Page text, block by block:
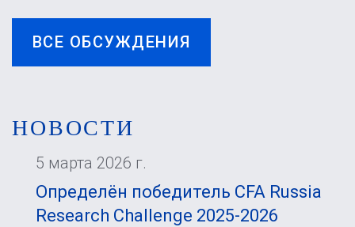
ВСЕ ОБСУЖДЕНИЯ
НОВОСТИ
5 марта 2026 г.
Определён победитель CFA Russia
Research Challenge 2025-2026